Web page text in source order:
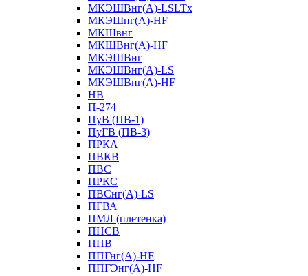
МКЭШВнг(A)-LSLTx
МКЭШнг(А)-HF
МКШвнг
МКШВнг(А)-HF
МКЭШВнг
МКЭШВнг(А)-LS
МКЭШВнг(А)-HF
НВ
П-274
ПуВ (ПВ-1)
ПуГВ (ПВ-3)
ПРКА
ПВКВ
ПВС
ПРКС
ПВСнг(А)-LS
ПГВА
ПМЛ (плетенка)
ПНСВ
ППВ
ППГнг(А)-HF
ППГЭнг(А)-HF